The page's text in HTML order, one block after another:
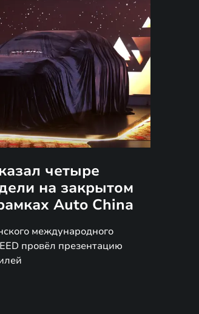
четыре
на закрытом
Auto China
международного
провёл презентацию